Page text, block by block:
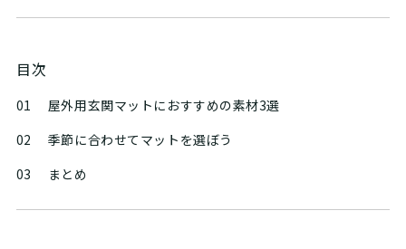
目次
01
屋外用玄関マットにおすすめの素材3選
02
季節に合わせてマットを選ぼう
03
まとめ